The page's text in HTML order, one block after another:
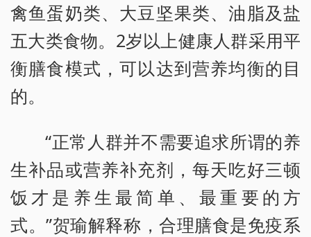
禽鱼蛋奶类、大豆坚果类、油脂及盐
五大类食物。2岁以上健康人群采用平
衡膳食模式，可以达到营养均衡的目
的。
“正常人群并不需要追求所谓的养
生补品或营养补充剂，每天吃好三顿
饭才是养生最简单、最重要的方
式。”贺瑜解释称，合理膳食是免疫系